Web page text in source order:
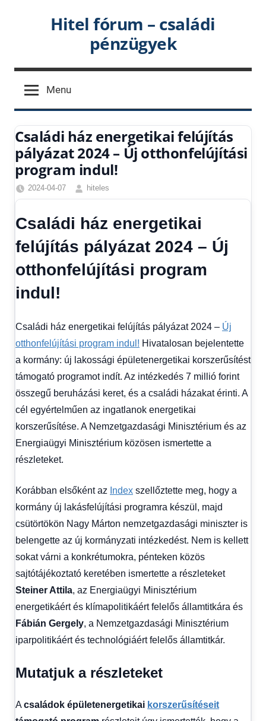
Hitel fórum – családi
pénzügyek
Menu
Családi ház energetikai felújítás
pályázat 2024 – Új otthonfelújítási
program indul!
2024-04-07
hiteles
Friss
Gazdaság,
Hírek
Hitel
fórum
Családi ház energetikai
felújítás pályázat 2024 – Új
otthonfelújítási program
indul!
Családi ház energetikai felújítás pályázat 2024 – Új
otthonfelújítási program indul! Hivatalosan bejelentette
a kormány: új lakossági épületenergetikai korszerűsítést
támogató programot indít. Az intézkedés 7 millió forint
összegű beruházási keret, és a családi házakat érinti. A
cél egyértelműen az ingatlanok energetikai
korszerűsítése. A Nemzetgazdasági Minisztérium és az
Energiaügyi Minisztérium közösen ismertette a
részleteket.
Korábban elsőként az Index szellőztette meg, hogy a
kormány új lakásfelújítási programra készül, majd
csütörtökön Nagy Márton nemzetgazdasági miniszter is
belengette az új kormányzati intézkedést. Nem is kellett
sokat várni a konkrétumokra, pénteken közös
sajtótájékoztató keretében ismertette a részleteket
Steiner Attila, az Energiaügyi Minisztérium
energetikáért és klímapolitikáért felelős államtitkára és
Fábián Gergely, a Nemzetgazdasági Minisztérium
iparpolitikáért és technológiáért felelős államtitkár.
Mutatjuk a részleteket
Acsaládok épületenergetikai korszerűsítéseit